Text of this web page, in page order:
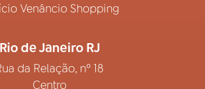
Venâncio Shopping
Rio de Janeiro RJ
da Relação, nº 18
Centro